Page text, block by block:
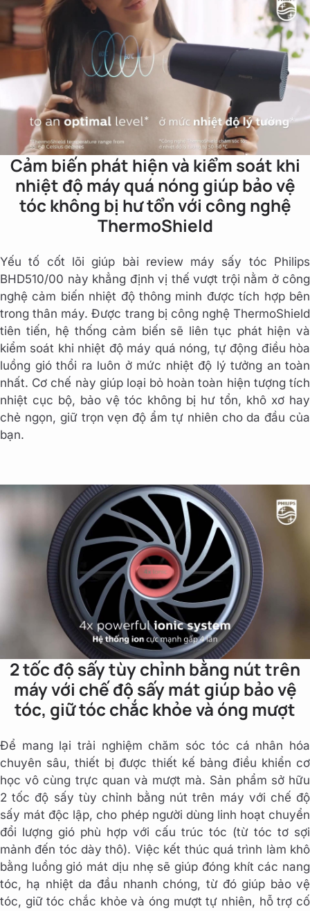
Cảm biến phát hiện và kiểm soát khi
nhiệt độ máy quá nóng giúp bảo vệ
tóc không bị hư tổn với công nghệ
ThermoShield
Yếu tố cốt lõi giúp bài review máy sấy tóc Philips
BHD510/00 này khẳng định vị thế vượt trội nằm ở công
nghệ cảm biến nhiệt độ thông minh được tích hợp bên
trong thân máy. Được trang bị công nghệ ThermoShield
tiên tiến, hệ thống cảm biến sẽ liên tục phát hiện và
kiểm soát khi nhiệt độ máy quá nóng, tự động điều hòa
luồng gió thổi ra luôn ở mức nhiệt độ lý tưởng an toàn
nhất. Cơ chế này giúp loại bỏ hoàn toàn hiện tượng tích
nhiệt cục bộ, bảo vệ tóc không bị hư tổn, khô xơ hay
chẻ ngọn, giữ trọn vẹn độ ẩm tự nhiên cho da đầu của
bạn.
2 tốc độ sấy tùy chỉnh bằng nút trên
máy với chế độ sấy mát giúp bảo vệ
tóc, giữ tóc chắc khỏe và óng mượt
Để mang lại trải nghiệm chăm sóc tóc cá nhân hóa
chuyên sâu, thiết bị được thiết kế bảng điều khiển cơ
học vô cùng trực quan và mượt mà. Sản phẩm sở hữu
2 tốc độ sấy tùy chỉnh bằng nút trên máy với chế độ
sấy mát độc lập, cho phép người dùng linh hoạt chuyển
đổi lượng gió phù hợp với cấu trúc tóc (từ tóc tơ sợi
mảnh đến tóc dày thô). Việc kết thúc quá trình làm khô
bằng luồng gió mát dịu nhẹ sẽ giúp đóng khít các nang
tóc, hạ nhiệt da đầu nhanh chóng, từ đó giúp bảo vệ
tóc, giữ tóc chắc khỏe và óng mượt tự nhiên, hỗ trợ cố